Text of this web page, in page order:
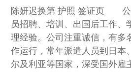
陈妍迟换第 护照 签证页 公
员招聘、培训、出国后工作、
理经验。公司注重诚信，有多
作运行，常年派遣人员到日本
尔及利亚等国家，深受国外雇